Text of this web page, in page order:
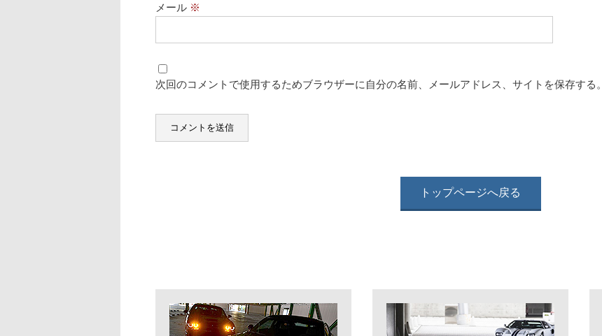
メール ※
次回のコメントで使用するためブラウザーに自分の名前、メールアドレス、サイトを保存する。
トップページへ戻る